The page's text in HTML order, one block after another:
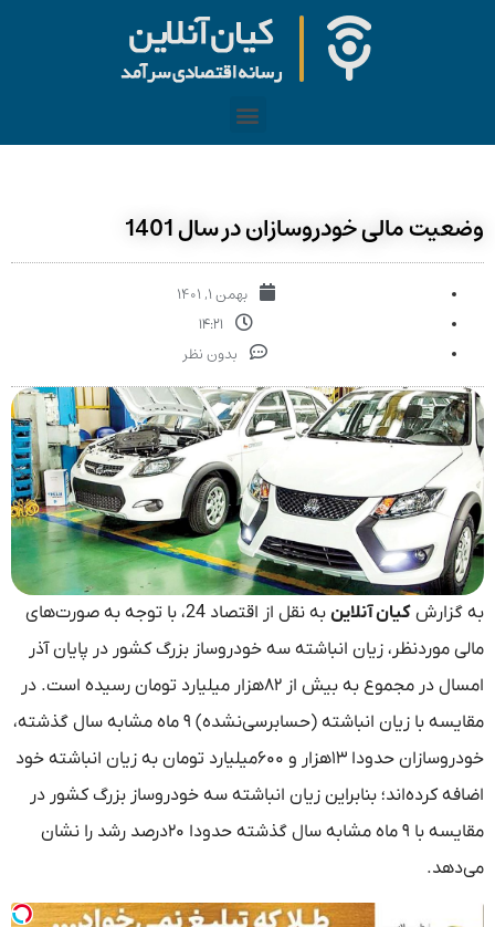
وضعیت مالی خودروسازان در سال 1401
بهمن ۱, ۱۴۰۱
۱۴:۲۱
بدون نظر
به گزارش کیان آنلاین
به نقل از اقتصاد 24، با توجه به صورت‌های
مالی موردنظر، زیان انباشته سه خودروساز بزرگ کشور در پایان آذر
امسال در مجموع به بیش از ۸۲هزار میلیارد تومان رسیده است. در
مقایسه با زیان انباشته (حسابرسی‌نشده) ۹ ماه مشابه سال گذشته،
خودروسازان حدودا ۱۳هزار و ۶۰۰میلیارد تومان به زیان انباشته خود
اضافه کرده‌اند؛ بنابراین زیان انباشته سه خودروساز بزرگ کشور در
مقایسه با ۹ ماه مشابه سال گذشته حدودا ۲۰درصد رشد را نشان
می‌دهد.